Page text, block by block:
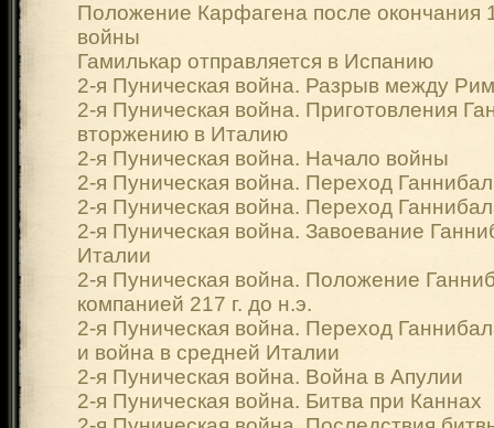
Положение Карфагена после окончания
войны
Гамилькар отправляется в Испанию
2-я Пуническая война. Разрыв между
2-я Пуническая война. Приготовления
вторжению в Италию
2-я Пуническая война. Начало войны
2-я Пуническая война. Переход
2-я Пуническая война. Переход
2-я Пуническая война. Завоевание
Италии
2-я Пуническая война. Положение
компанией 217 г. до н.э.
2-я Пуническая война. Переход
и война в средней Италии
2-я Пуническая война. Война в Апулии
2-я Пуническая война. Битва при Каннах